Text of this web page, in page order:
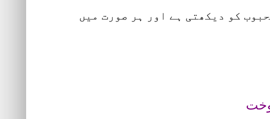
کو دیکھتی ہے اور ہر صورت میں